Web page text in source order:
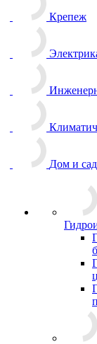
Крепеж
Дом и сад